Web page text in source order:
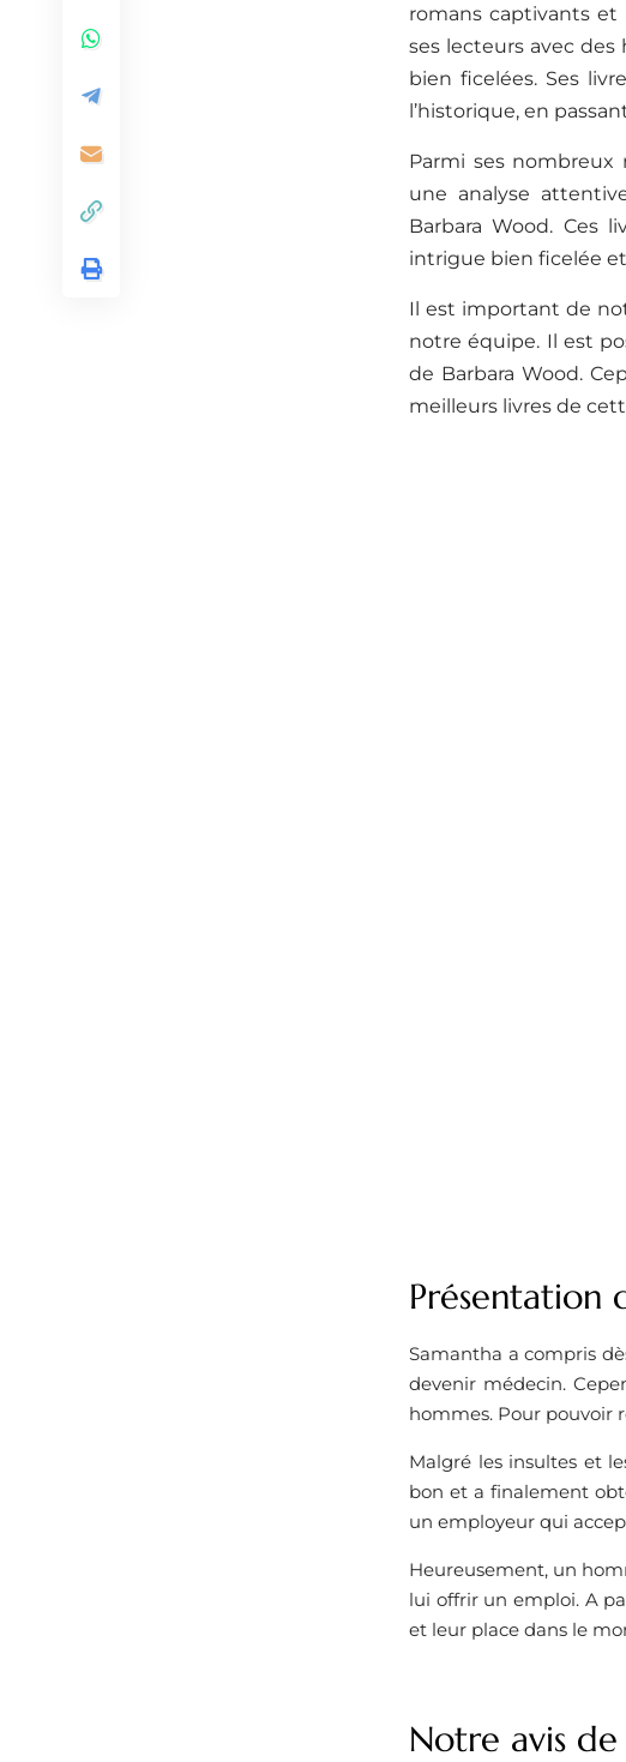
romans captivants et
ses lecteurs avec
bien ficelées. Ses
l’historique, en
Parmi ses nombreux
une analyse
Barbara Wood. Ces
intrigue bien ficelée
Il est important de
notre équipe. Il est
de Barbara Wood.
meilleurs livres de
Présentation
Samantha a compris
devenir médecin.
hommes. Pour pouvoir
Malgré les insultes et
bon et a finalement
un employeur qui
Heureusement, un
lui offrir un emploi. A
et leur place dans le
Notre avis